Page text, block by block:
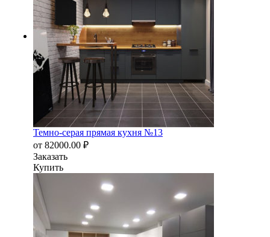
Темно-серая прямая кухня №13
от 82000.00 ₽
Заказать
Купить